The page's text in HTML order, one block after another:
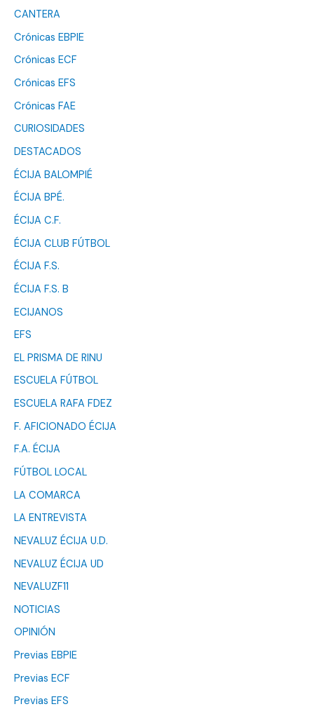
CANTERA
Crónicas EBPIE
Crónicas ECF
Crónicas EFS
Crónicas FAE
CURIOSIDADES
DESTACADOS
ÉCIJA BALOMPIÉ
ÉCIJA BPÉ.
ÉCIJA C.F.
ÉCIJA CLUB FÚTBOL
ÉCIJA F.S.
ÉCIJA F.S. B
ECIJANOS
EFS
EL PRISMA DE RINU
ESCUELA FÚTBOL
ESCUELA RAFA FDEZ
F. AFICIONADO ÉCIJA
F.A. ÉCIJA
FÚTBOL LOCAL
LA COMARCA
LA ENTREVISTA
NEVALUZ ÉCIJA U.D.
NEVALUZ ÉCIJA UD
NEVALUZF11
NOTICIAS
OPINIÓN
Previas EBPIE
Previas ECF
Previas EFS